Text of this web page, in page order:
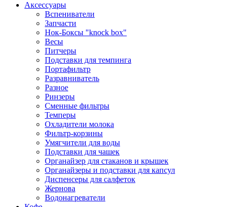
Аксессуары
Вспениватели
Запчасти
Нок-Боксы "knock box"
Весы
Питчеры
Подставки для темпинга
Портафильтр
Разравниватель
Разное
Ринзеры
Сменные фильтры
Темперы
Охладители молока
Фильтр-корзины
Умягчители для воды
Подставки для чашек
Органайзер для стаканов и крышек
Органайзеры и подставки для капсул
Диспенсеры для салфеток
Жернова
Водонагреватели